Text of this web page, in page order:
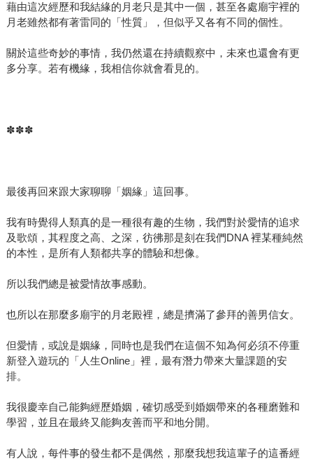
藉由這次經歷和我結緣的月老只是其中一個，甚至各處廟宇裡的
月老雖然都有著雷同的「性質」，但似乎又各有不同的個性。
關於這些奇妙的事情，我仍然還在持續觀察中，未來也還會有更
多分享。若有機緣，我相信你就會看見的。
✽✽✽
最後再回來跟大家聊聊「姻緣」這回事。
我有時覺得人類真的是一種很有趣的生物，我們對於愛情的追求
及歌頌，其程度之高、之深，彷彿那是刻在我們DNA 裡某種純然
的本性，是所有人類都共享的體驗和想像。
所以我們總是被愛情故事感動。
也所以在那麼多廟宇的月老殿裡，總是擠滿了參拜的善男信女。
但愛情，或說是姻緣，同時也是我們在這個不知為何必須不停重
新登入遊玩的「人生Online」裡，最有潛力帶來大量課題的安
排。
我很慶幸自己能夠經歷婚姻，確切感受到婚姻帶來的各種磨難和
學習，並且在最終又能夠友善而平和地分開。
有人說，每件事的發生都不是偶然，那麼我想我這輩子的這番經